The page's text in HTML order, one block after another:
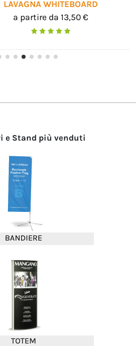
WHITEBOARD
da 13,50 €
e Stand più venduti